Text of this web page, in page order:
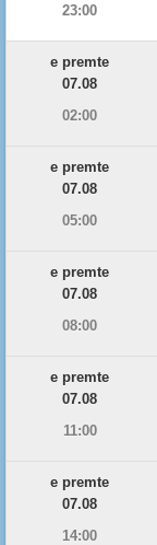
23:00
e premte
07.08
02:00
e premte
07.08
05:00
e premte
07.08
08:00
e premte
07.08
11:00
e premte
07.08
14:00